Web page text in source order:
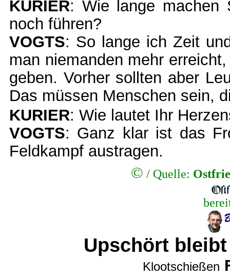
KURIER: Wie lange machen
noch führen?
VOGTS: So lange ich Zeit
man niemanden mehr
geben. Vorher sollten aber
Das müssen Menschen sein,
KURIER: Wie lautet Ihr
VOGTS: Ganz klar ist das
Feldkampf austragen.
© / Quelle:
Upschört
Klootschießen